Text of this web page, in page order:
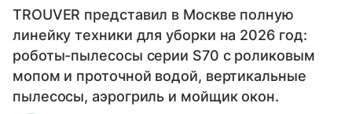
TROUVER представил в Москве полную
линейку техники для уборки на 2026 год:
роботы-пылесосы серии S70 с роликовым
мопом и проточной водой, вертикальные
пылесосы, аэрогриль и мойщик окон.